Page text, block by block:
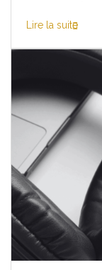
Lire la suite